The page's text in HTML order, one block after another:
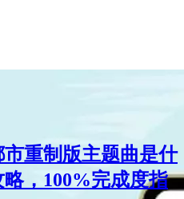
市重制版主题曲是什
，100%完成度指